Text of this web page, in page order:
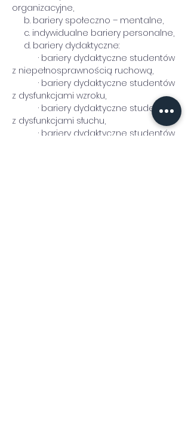
organizacyjne,
b. bariery społeczno – mentalne,
c. indywidualne bariery personalne,
d. bariery dydaktyczne:
· bariery dydaktyczne studentów
z niepełnosprawnością ruchową,
· bariery dydaktyczne studentów
z dysfunkcjami wzroku,
· bariery dydaktyczne studentów
z dysfunkcjami słuchu,
· bariery dydaktyczne studentów